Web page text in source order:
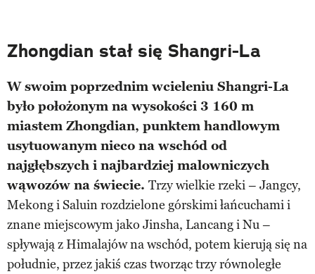
Zhongdian stał się Shangri-La
W swoim poprzednim wcieleniu Shangri-La
było położonym na wysokości 3 160 m
miastem Zhongdian, punktem handlowym
usytuowanym nieco na wschód od
najgłębszych i najbardziej malowniczych
wąwozów na świecie. Trzy wielkie rzeki – Jangcy,
Mekong i Saluin rozdzielone górskimi łańcuchami i
znane miejscowym jako Jinsha, Lancang i Nu –
spływają z Himalajów na wschód, potem kierują się na
południe, przez jakiś czas tworząc trzy równoległe